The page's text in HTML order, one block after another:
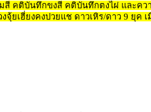
คติบันทึกขงสี คติบันทึกตงไผ่ และคว
จุ้ยเฮี่ยงคงปวยแช ดาวเหิร/ดาว 9 ยุค